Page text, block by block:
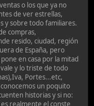
o los que ya no
de ver estrellas,
y sobre todo familiares.
compras,
resido, ciudad, región
de España, pero
en casa por la mitad
y lo triste de todo
Portes...etc,
un poquito
historias y si no:
realmente el conste